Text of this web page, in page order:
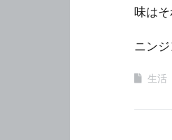
味はそ
ニン
生活